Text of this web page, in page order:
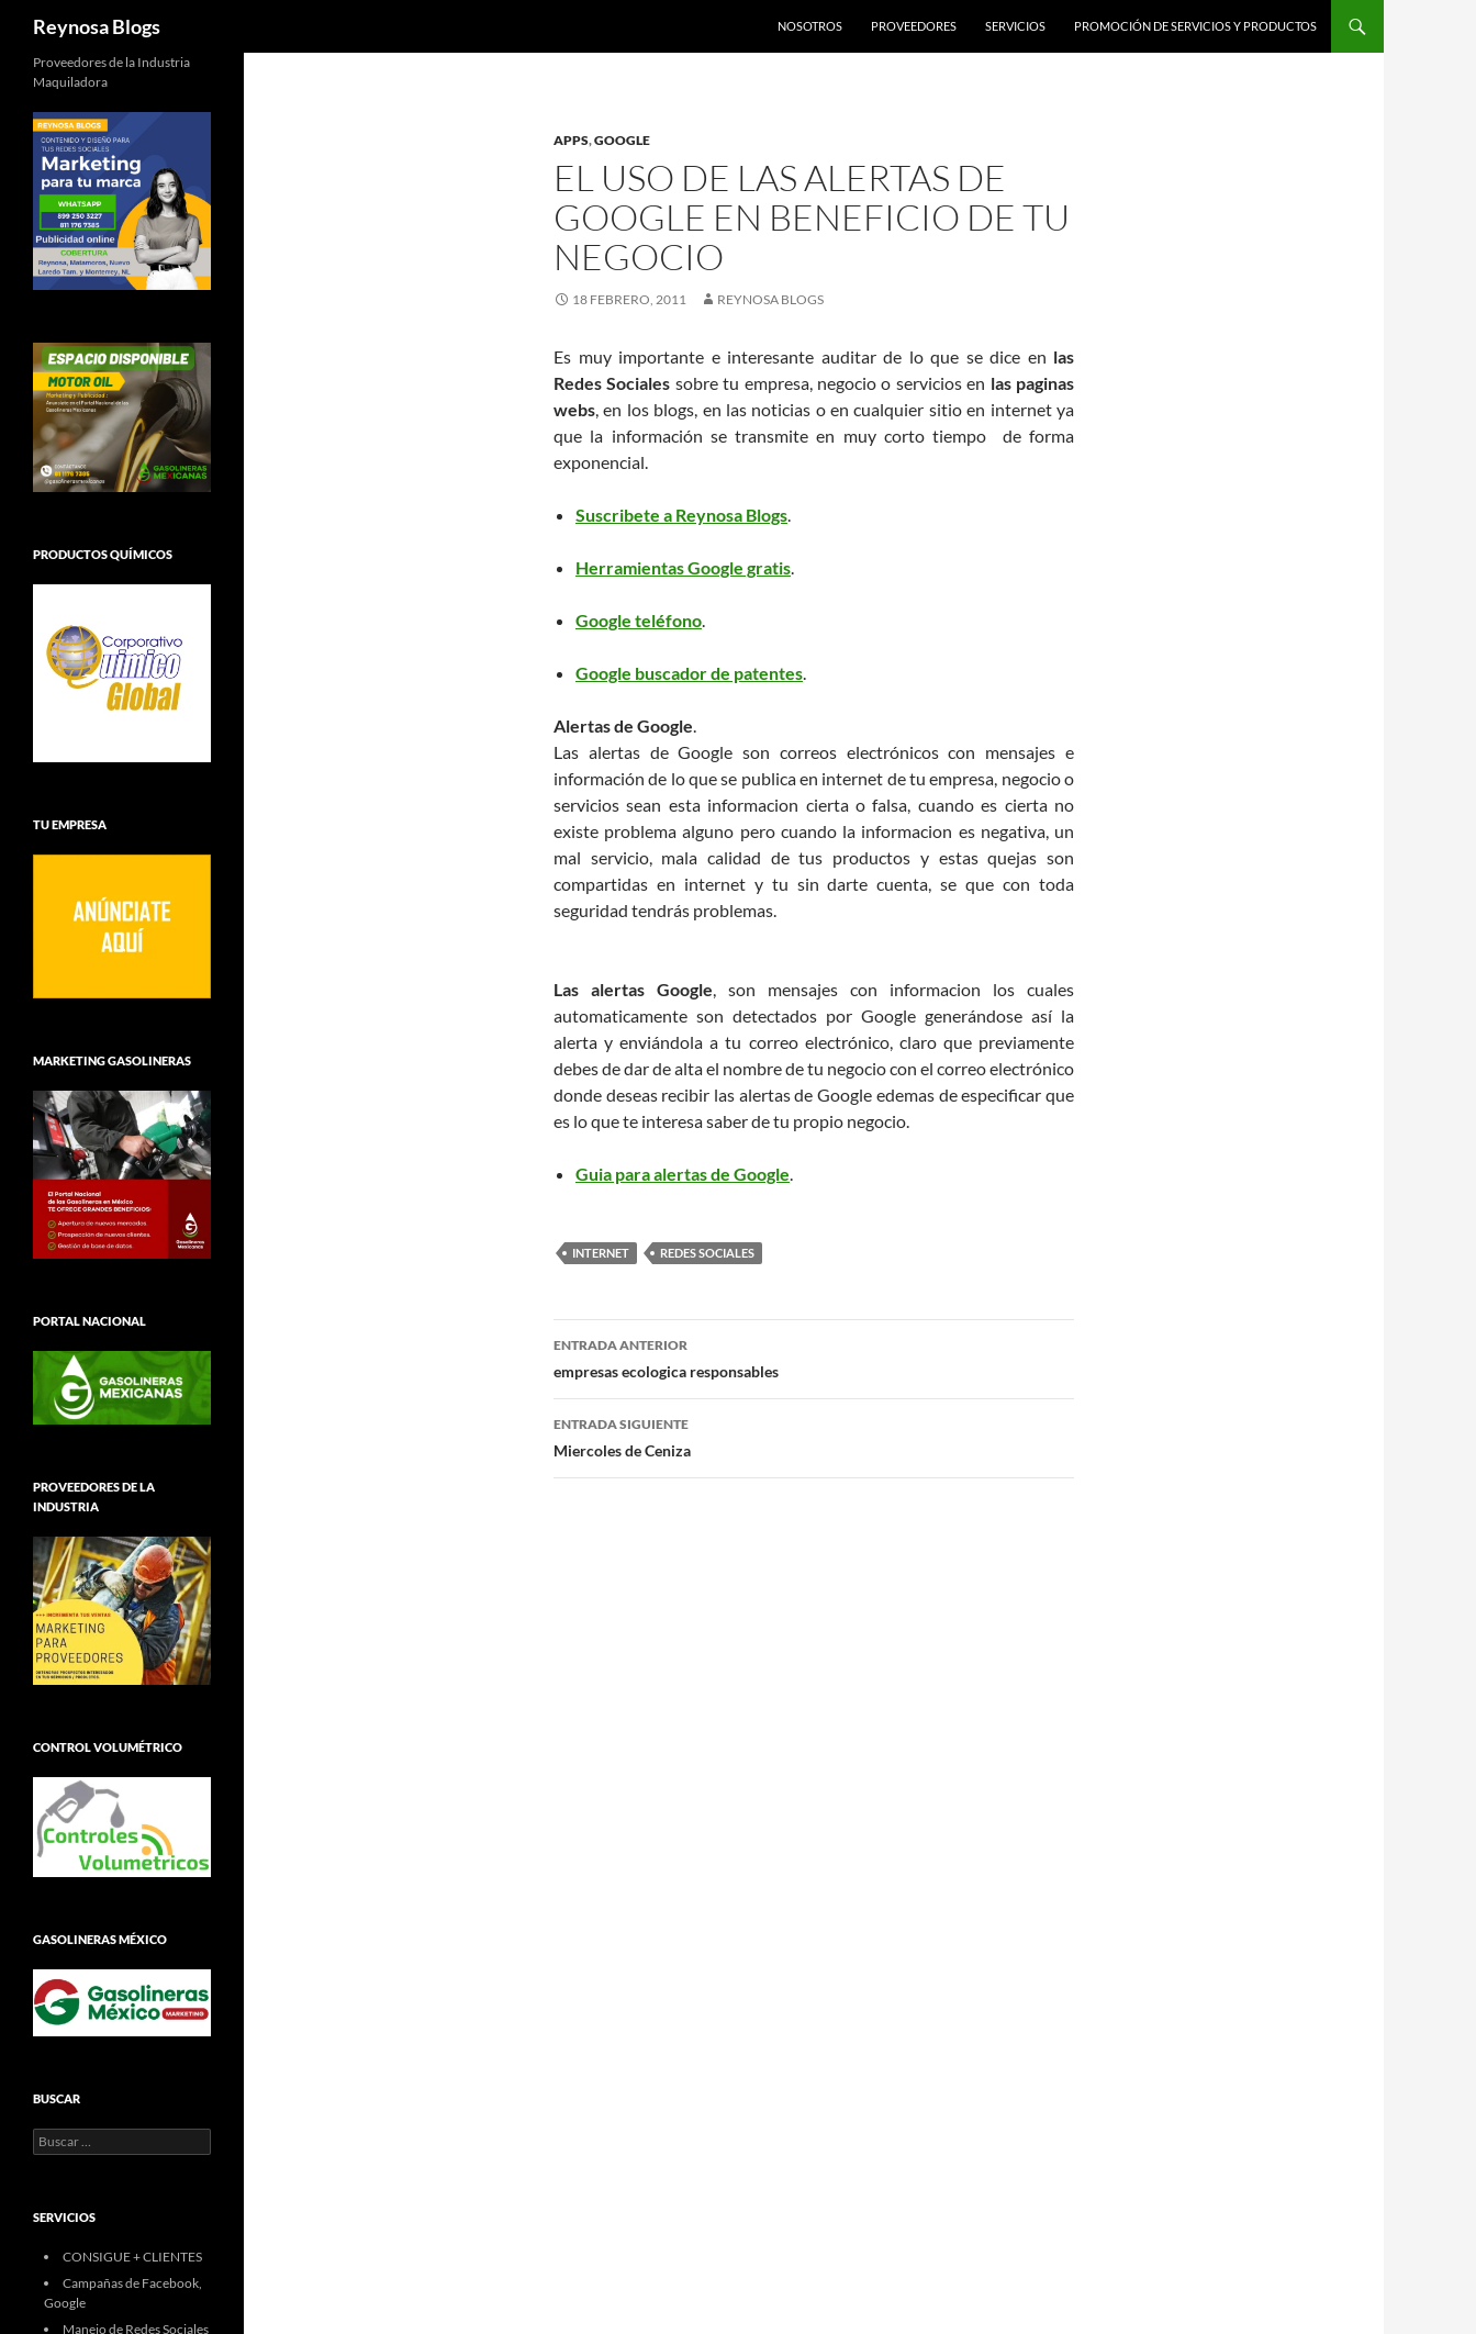
Reynosa Blogs
NOSOTROS
PROVEEDORES SERVICIOS PROMOCIÓN DE SERVICIOS Y PRODUCTOS
APPS,GOOGLE
EL USO DE LAS ALERTAS DE
GOOGLE EN BENEFICIO DE TU
NEGOCIO
18 FEBRERO, 2011 REYNOSA BLOGS
Es muy importante e interesante auditar de lo que se dice en las
Redes Sociales sobre tu empresa, negocio o servicios en las paginas
webs, en los blogs, en las noticias o en cualquier sitio en internet ya
que la información se transmite en muy corto tiempo de forma
exponencial.
Suscribete a Reynosa Blogs.
Herramientas Google gratis.
Google teléfono.
Google buscador de patentes.
Alertas de Google.
Las alertas de Google son correos electrónicos con mensajes e
información de lo que se publica en internet de tu empresa, negocio o
servicios sean esta informacion cierta o falsa, cuando es cierta no
existe problema alguno pero cuando la informacion es negativa, un
mal servicio, mala calidad de tus productos y estas quejas son
compartidas en internet y tu sin darte cuenta, se que con toda
seguridad tendrás problemas.
Las alertas Google, son mensajes con informacion los cuales
automaticamente son detectados por Google generándose así la
alerta y enviándola a tu correo electrónico, claro que previamente
debes de dar de alta el nombre de tu negocio con el correo electrónico
donde deseas recibir las alertas de Google edemas de especificar que
es lo que te interesa saber de tu propio negocio.
Guia para alertas de Google.
INTERNET REDES SOCIALES
Navegación
de
entradas
ENTRADA ANTERIOR
empresas ecologica responsables
ENTRADA SIGUIENTE
Miercoles de Ceniza
Proveedores de la Industria
Maquiladora
PRODUCTOS QUÍMICOS
TU EMPRESA
MARKETING GASOLINERAS
PORTAL NACIONAL
PROVEEDORES DE LA
INDUSTRIA
CONTROL VOLUMÉTRICO
GASOLINERAS MÉXICO
BUSCAR
Buscar:
SERVICIOS
CONSIGUE + CLIENTES
Campañas de Facebook,
Google
Manejo de Redes Sociales